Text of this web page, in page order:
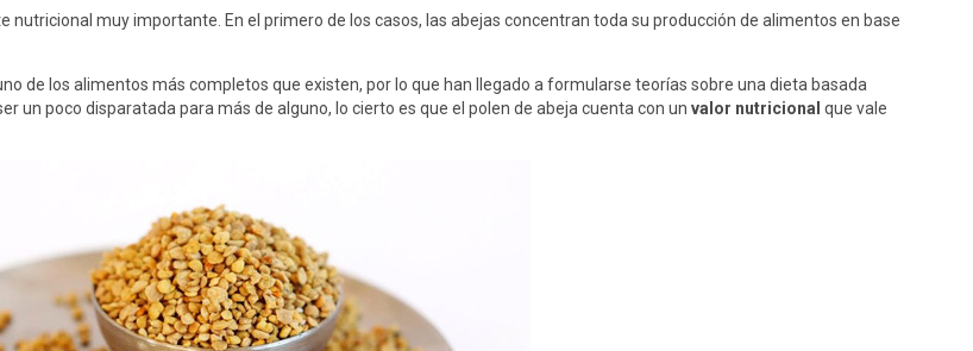
nutricional muy importante. En el primero de los casos, las abejas concentran toda su producción de alimentos en base
de los alimentos más completos que existen, por lo que han llegado a formularse teorías sobre una dieta basada
un poco disparatada para más de alguno, lo cierto es que el polen de abeja cuenta con un valor nutricional que vale